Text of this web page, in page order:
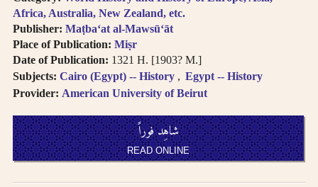
Diacritics on the
last letter of a word
are not included, i.e.
search for al-Kabir
not al-Kabiru.
Feminine
appears as -
iyah and not as -
iyyah, i.e. search for
Hanafiyah.
Tanwīn al-Fatḥ is
Africa, Australia, New Zealand, etc.
Publisher: Maṭba‘at al-Mawsū‘āt
Place of Publication: Miṣr
Date of Publication: 1321 H. [1903? M.]
Subjects: Cairo (Egypt) -- History
Egypt -- History
Provider: American University of Beirut
شاهِد فوراً
READ ONLINE